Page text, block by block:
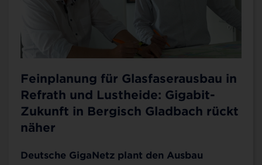
Feinplanung für Glasfaserausbau in
Refrath und Lustheide: Gigabit-
Zukunft in Bergisch Gladbach rückt
näher
Deutsche GigaNetz plant den Ausbau